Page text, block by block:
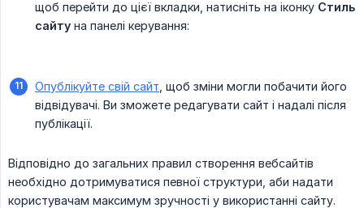
щоб перейти до цієї вкладки, натисніть на іконку Стиль
сайту на панелі керування:
Опублікуйте свій сайт , щоб зміни могли побачити його
відвідувачі. Ви зможете редагувати сайт і надалі після
публікації.
Відповідно до загальних правил створення вебсайтів
необхідно дотримуватися певної структури, аби надати
користувачам максимум зручності у використанні сайту.